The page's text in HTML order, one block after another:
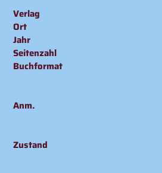
Verlag
Ort
Jahr
Seitenzahl
Buchformat
Anm.
Zustand